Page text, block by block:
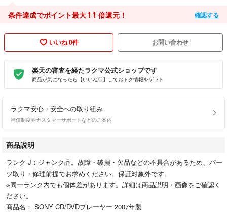
条件達成でポイント最大11 倍還元！ 確認する
いいね 0件 お問い合わせ
楽天の審査を経たラクマ公式ショップです
商品が気になったら【いいね♡】しておトク情報をゲット
ラクマ安心・安全への取り組み
補償制度やカスタマーサポートなどのご案内
商品説明
ランク J：ジャンク品。故障・破損・欠品などの不具合があるため、パー
ツ取り・修理前提でお求めください。保証対象外です。
※同一ランク内でも個体差があります。詳細は商品説明・画像をご確認く
ださい。
商品名： SONY CD/DVDプレーヤー 2007年製